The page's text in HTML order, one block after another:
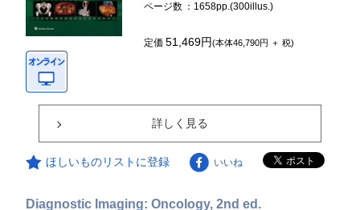
ページ数 ：1658pp.(300illus.)
定価51,469円(本体46,790円 ＋ 税)
詳しく見る
ほしいものリストに登録 いいね
Diagnostic Imaging: Oncology, 2nd ed.